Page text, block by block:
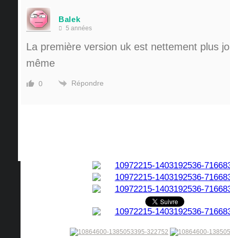
Balek
5 années
La première version uk est nettement plus
même
0 Répondre